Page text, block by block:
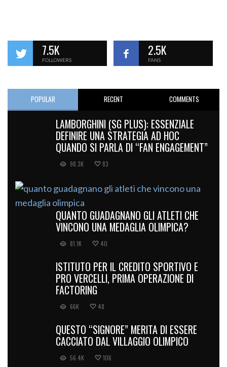
7.5K
FOLLOWERS
2.5K
FANS
POPULAR RECENT COMMENTS
LAMBORGHINI (SG PLUS): ESSENZIALE
DEFINIRE UNA STRATEGIA AD HOC
QUANDO SI PARLA DI “FAN ENGAGEMENT”
98.3K 83
QUANTO GUADAGNANO GLI ATLETI CHE
VINCONO UNA MEDAGLIA OLIMPICA?
81.1K 40
ISTITUTO PER IL CREDITO SPORTIVO E
PRO VERCELLI, PRIMA OPERAZIONE DI
FACTORING
66K 48
QUESTO “SIGNORE” MERITA DI ESSERE
CACCIATO DAL VILLAGGIO OLIMPICO
56.4K 106